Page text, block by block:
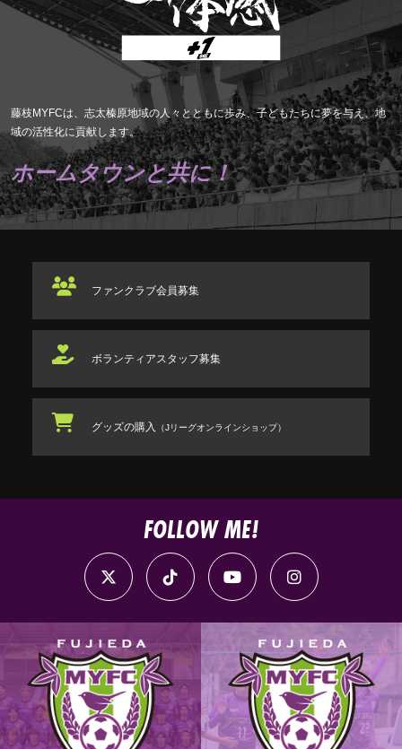
藤枝MYFCは、志太榛原地域の人々とともに歩み、子どもたちに夢を与え、地
域の活性化に貢献します。
ホームタウンと共に！
ファンクラブ会員募集
ボランティアスタッフ募集
グッズの購入 （Jリーグオンラインショップ）
FOLLOW ME!